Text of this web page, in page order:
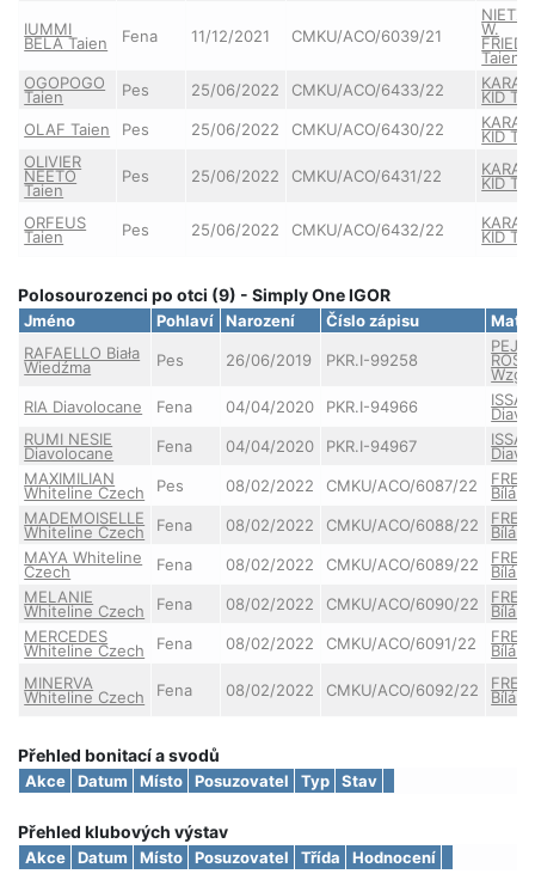
IUMMI
BELA Taien Fena 11/12/2021 CMKU/ACO/6039/21 W.
Taien
OGOPOGO
Taien Pes 25/06/2022 CMKU/ACO/6433/22
KID
OLAF Taien
Pes 25/06/2022 CMKU/ACO/6430/22
KID
OLIVIER
NEETO
Taien
Pes 25/06/2022 CMKU/ACO/6431/22 KID
ORFEUS
Taien Pes 25/06/2022 CMKU/ACO/6432/22 KID
Polosourozenci po otci (9) - Simply One IGOR
Jméno Pohlaví Narození Číslo zápisu
RAFAELLO Biała
Wiedźma Pes 26/06/2019 PKR.I-99258
RIA Diavolocane
Fena 04/04/2020 PKR.I-94966 ISSA
RUMI NESIE
Diavolocane Fena 04/04/2020 PKR.I-94967 ISSA
MAXIMILIAN
Whiteline Czech Pes 08/02/2022 CMKU/ACO/6087/22
Bílá
MADEMOISELLE
Whiteline Czech Fena 08/02/2022 CMKU/ACO/6088/22
Bílá
MAYA Whiteline
Czech Fena 08/02/2022 CMKU/ACO/6089/22
Bílá
MELANIE
Whiteline Czech Fena 08/02/2022 CMKU/ACO/6090/22
Bílá
MERCEDES
Whiteline Czech Fena 08/02/2022 CMKU/ACO/6091/22
Bílá
MINERVA
Whiteline Czech Fena 08/02/2022 CMKU/ACO/6092/22 Bílá
Přehled bonitací a svodů
Akce Datum Místo Posuzovatel Typ Stav
Přehled klubových výstav
Akce Datum Místo Posuzovatel Třída Hodnocení